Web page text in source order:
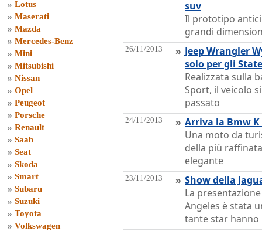
» Lotus
» Maserati
» Mazda
» Mercedes-Benz
» Mini
» Mitsubishi
» Nissan
» Opel
» Peugeot
» Porsche
» Renault
» Saab
» Seat
» Skoda
» Smart
» Subaru
» Suzuki
» Toyota
» Volkswagen
suv
Il prototipo
grandi
26/11/2013 » Jeep Wrangler
solo per gli
Realizzata sulla
Sport, il veicolo
passato
24/11/2013 » Arriva la Bmw K
Una moto da
della più
elegante
23/11/2013 » Show della
La presentazione
Angeles è stata
tante star hanno